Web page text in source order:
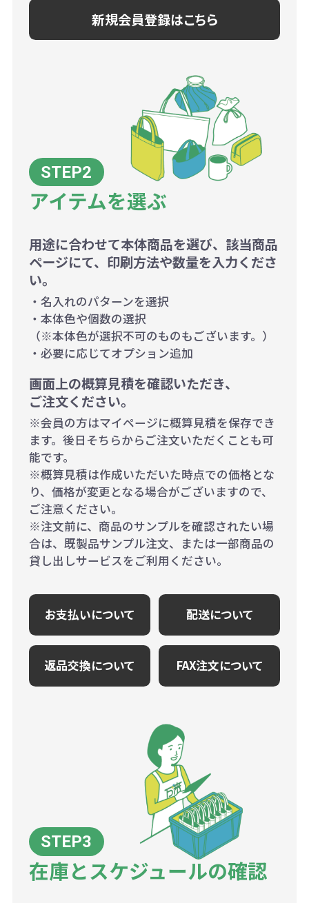
新規会員登録はこちら
アイテムを選ぶ
用途に合わせて本体商品を選び、該当商品
ページにて、印刷方法や数量を入力くださ
い。
・名入れのパターンを選択
・本体色や個数の選択
（※本体色が選択不可のものもございます。）
・必要に応じてオプション追加
画面上の概算見積を確認いただき、
ご注文ください。
※会員の方はマイページに概算見積を保存でき
ます。後日そちらからご注文いただくことも可
能です。
※概算見積は作成いただいた時点での価格とな
り、価格が変更となる場合がございますので、
ご注意ください。
※注文前に、商品のサンプルを確認されたい場
合は、既製品サンプル注文、または一部商品の
貸し出しサービスをご利用ください。
お支払いについて 配送について
返品交換について FAX注文について
在庫とスケジュールの確認